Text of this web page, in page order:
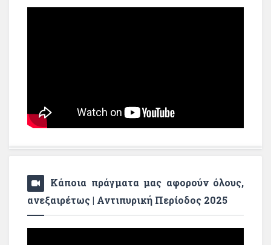
Κάποια πράγματα μας αφορούν όλους,
ανεξαιρέτως | Αντιπυρική Περίοδος 2025